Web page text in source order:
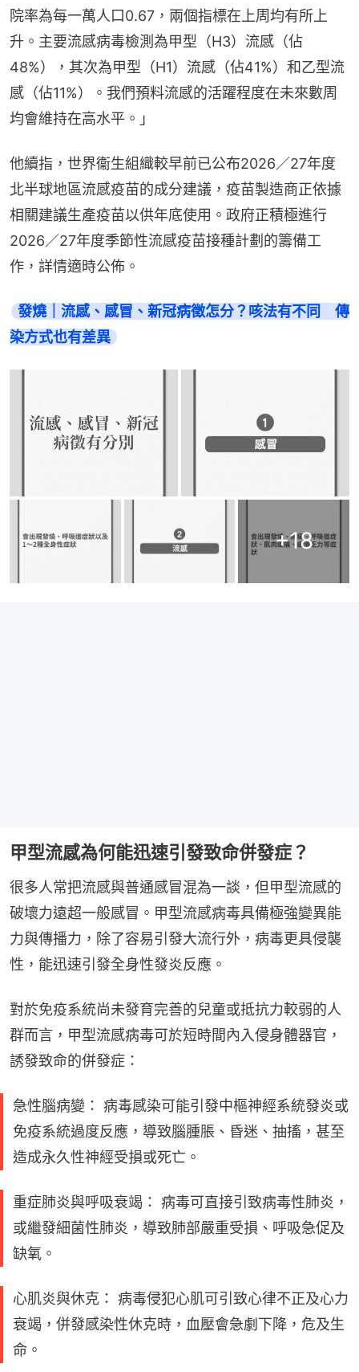
院率為每一萬人口0.67，兩個指標在上周均有所上
升。主要流感病毒檢測為甲型（H3）流感（佔
48%），其次為甲型（H1）流感（佔41%）和乙型流
感（佔11%）。我們預料流感的活躍程度在未來數周
均會維持在高水平。」
他續指，世界衞生組織較早前已公布2026／27年度
北半球地區流感疫苗的成分建議，疫苗製造商正依據
相關建議生產疫苗以供年底使用。政府正積極進行
2026／27年度季節性流感疫苗接種計劃的籌備工
作，詳情適時公佈。
發燒｜流感、感冒、新冠病徵怎分？咳法有不同　傳
染方式也有差異
+18
甲型流感為何能迅速引發致命併發症？
很多人常把流感與普通感冒混為一談，但甲型流感的
破壞力遠超一般感冒。甲型流感病毒具備極強變異能
力與傳播力，除了容易引發大流行外，病毒更具侵襲
性，能迅速引發全身性發炎反應。
對於免疫系統尚未發育完善的兒童或抵抗力較弱的人
群而言，甲型流感病毒可於短時間內入侵身體器官，
誘發致命的併發症：
急性腦病變： 病毒感染可能引發中樞神經系統發炎或
免疫系統過度反應，導致腦腫脹、昏迷、抽搐，甚至
造成永久性神經受損或死亡。
重症肺炎與呼吸衰竭： 病毒可直接引致病毒性肺炎，
或繼發細菌性肺炎，導致肺部嚴重受損、呼吸急促及
缺氧。
心肌炎與休克： 病毒侵犯心肌可引致心律不正及心力
衰竭，併發感染性休克時，血壓會急劇下降，危及生
命。